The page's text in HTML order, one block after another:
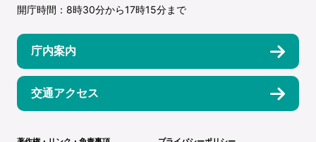
開庁時間：8時30分から17時15分まで
庁内案内
交通アクセス